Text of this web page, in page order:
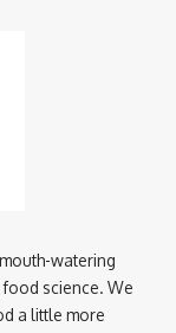
watering
science. We
a little more